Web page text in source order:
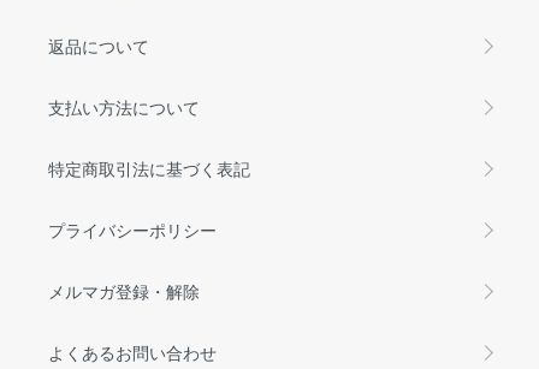
返品について
支払い方法について
特定商取引法に基づく表記
プライバシーポリシー
メルマガ登録・解除
よくあるお問い合わせ